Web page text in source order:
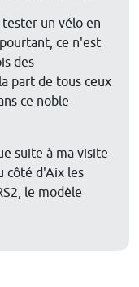
un vélo en
ce n'est
des
part de tous ceux
ce noble
suite à ma visite
côté d'Aix les
le modèle